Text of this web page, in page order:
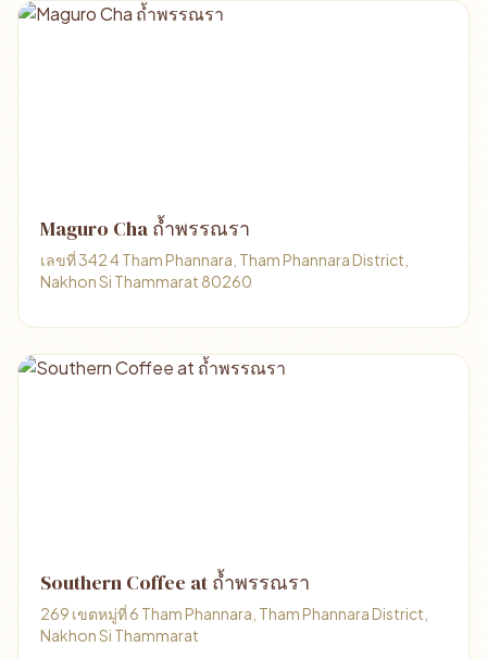
Maguro Cha ถ้ำพรรณรา
เลขที่ 342 4 Tham Phannara, Tham Phannara District,
Nakhon Si Thammarat 80260
Southern Coffee at ถ้ำพรรณรา
269 เขตหมู่ที่ 6 Tham Phannara, Tham Phannara District,
Nakhon Si Thammarat